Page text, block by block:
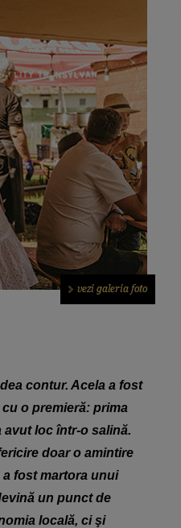
contur. Acela a fost
o premieră: prima
avut loc într-o salină.
doar o amintire
fost martora unui
un punct de
locală, ci şi